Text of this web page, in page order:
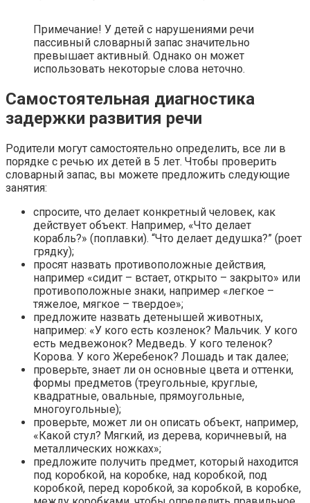
Примечание! У детей с нарушениями речи
пассивный словарный запас значительно
превышает активный. Однако он может
использовать некоторые слова неточно.
Самостоятельная диагностика
задержки развития речи
Родители могут самостоятельно определить, все ли в
порядке с речью их детей в 5 лет. Чтобы проверить
словарный запас, вы можете предложить следующие
занятия:
спросите, что делает конкретный человек, как
действует объект. Например, «Что делает
корабль?» (поплавки). “Что делает дедушка?” (роет
грядку);
просят назвать противоположные действия,
например «сидит – встает, открыто – закрыто» или
противоположные знаки, например «легкое –
тяжелое, мягкое – твердое»;
предложите назвать детенышей животных,
например: «У кого есть козленок? Мальчик. У кого
есть медвежонок? Медведь. У кого теленок?
Корова. У кого Жеребенок? Лошадь и так далее;
проверьте, знает ли он основные цвета и оттенки,
формы предметов (треугольные, круглые,
квадратные, овальные, прямоугольные,
многоугольные);
проверьте, может ли он описать объект, например,
«Какой стул? Мягкий, из дерева, коричневый, на
металлических ножках»;
предложите получить предмет, который находится
под коробкой, на коробке, над коробкой, под
коробкой, перед коробкой, за коробкой, в коробке,